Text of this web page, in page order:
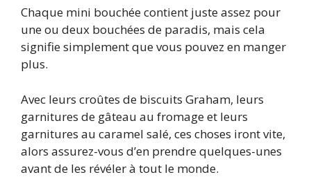
Chaque mini bouchée contient juste assez pour
une ou deux bouchées de paradis, mais cela
signifie simplement que vous pouvez en manger
plus.
Avec leurs croûtes de biscuits Graham, leurs
garnitures de gâteau au fromage et leurs
garnitures au caramel salé, ces choses iront vite,
alors assurez-vous d’en prendre quelques-unes
avant de les révéler à tout le monde.